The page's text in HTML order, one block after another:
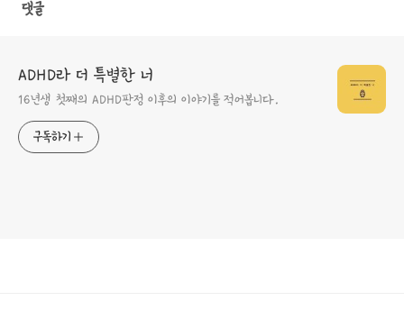
댓글
ADHD라 더 특별한 너
16년생 첫째의 ADHD판정 이후의 이야기를 적어봅니다.
구독하기